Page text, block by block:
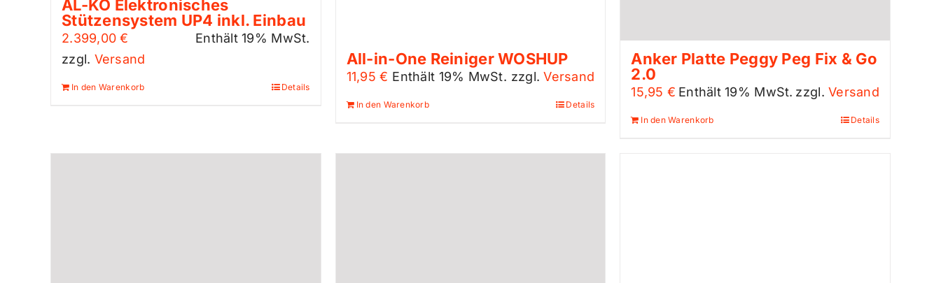
AL-KO Elektronisches
Stützensystem UP4 inkl. Einbau
2.399,00€
Enthält 19% MwSt.
zzgl. Versand
In den Warenkorb Details
All-in-One Reiniger WOSHUP
11,95€ Enthält 19% MwSt. zzgl.Versand
In den Warenkorb Details
Anker Platte Peggy Peg Fix & Go
2.0
15,95 € Enthält 19% MwSt. zzgl.Versand
In den Warenkorb Details